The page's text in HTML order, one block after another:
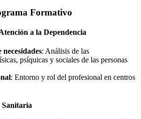
Formativo
a la Dependencia
: Análisis de las
psíquicas y sociales de las personas
: Entorno y rol del profesional en centros